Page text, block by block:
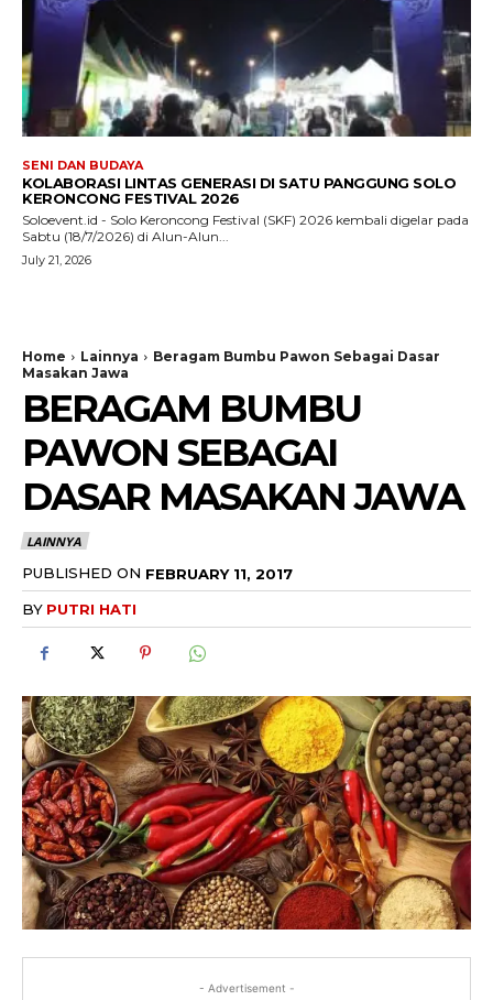
SENI DAN BUDAYA
KOLABORASI LINTAS GENERASI DI SATU PANGGUNG SOLO
KERONCONG FESTIVAL 2026
Soloevent.id - Solo Keroncong Festival (SKF) 2026 kembali digelar pada
Sabtu (18/7/2026) di Alun-Alun...
July 21, 2026